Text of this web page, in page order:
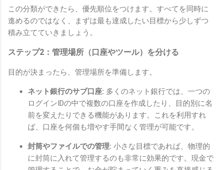
この分類ができたら、優先順位をつけます。すべてを同時に
進めるのではなく、まずは最も達成したい目標から少しずつ
積み立てていきましょう。
ステップ2：管理場所（口座やツール）を分ける
目的が決まったら、管理場所を準備します。
ネット銀行のサブ口座: 多くのネット銀行では、一つの
ログインIDの中で複数の口座を作成したり、目的別に名
前を変えたりできる機能があります。これを利用すれ
ば、口座を何個も増やす手間なく管理が可能です。
封筒やファイルでの管理: 小さな目標であれば、物理的
に封筒に入れて管理するのも非常に効果的です。現金で